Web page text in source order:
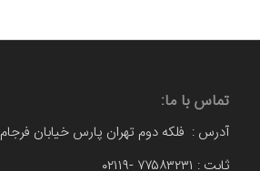
تماس با ما:
آدرس : فلکه دوم تهران پارس خیابان فرجام پلاک
ثابت : ۷۷۵۸۳۲۳۱ -۰۲۱۱۹